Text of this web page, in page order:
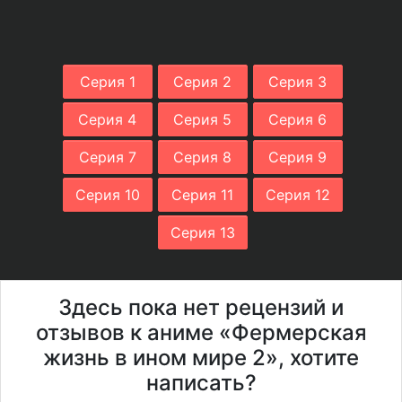
Серия 1 Серия 2 Серия 3
Серия 4 Серия 5 Серия 6
Серия 7 Серия 8 Серия 9
Серия 10 Серия 11 Серия 12
Серия 13
Здесь пока нет рецензий и
отзывов к аниме «Фермерская
жизнь в ином мире 2», хотите
написать?